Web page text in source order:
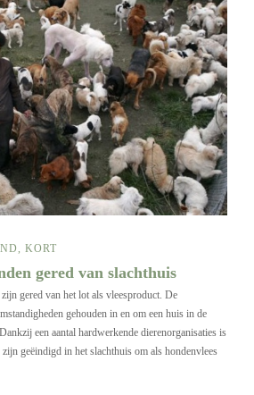
KORT
gered van slachthuis
gered van het lot als vleesproduct. De
gehouden in en om een huis in de
een aantal hardwerkende dierenorganisaties is
geëindigd in het slachthuis om als hondenvlees